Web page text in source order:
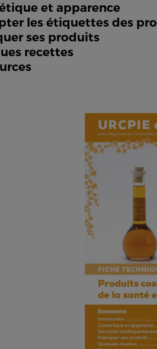
et apparence
les étiquettes des
ses produits
recettes